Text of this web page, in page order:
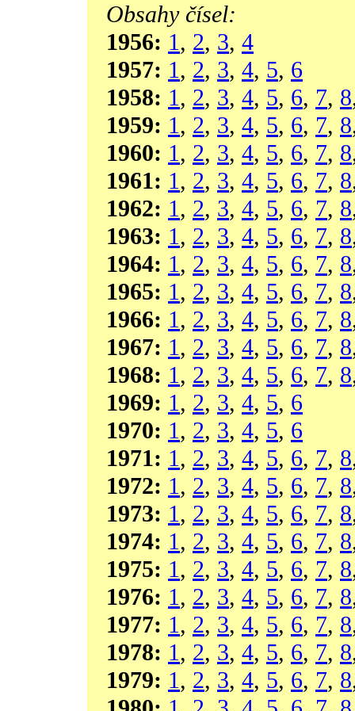
Obsahy čísel:
1956: 1, 2, 3, 4
1957: 1, 2, 3, 4, 5, 6
1958: 1, 2, 3, 4, 5, 6, 7, 8
1959: 1, 2, 3, 4, 5, 6, 7, 8
1960: 1, 2, 3, 4, 5, 6, 7, 8
1961: 1, 2, 3, 4, 5, 6, 7, 8
1962: 1, 2, 3, 4, 5, 6, 7, 8
1963: 1, 2, 3, 4, 5, 6, 7, 8
1964: 1, 2, 3, 4, 5, 6, 7, 8
1965: 1, 2, 3, 4, 5, 6, 7, 8
1966: 1, 2, 3, 4, 5, 6, 7, 8
1967: 1, 2, 3, 4, 5, 6, 7, 8
1968: 1, 2, 3, 4, 5, 6, 7, 8
1969: 1, 2, 3, 4, 5, 6
1970: 1, 2, 3, 4, 5, 6
1971: 1, 2, 3, 4, 5, 6, 7, 8
1972: 1, 2, 3, 4, 5, 6, 7, 8
1973: 1, 2, 3, 4, 5, 6, 7, 8
1974: 1, 2, 3, 4, 5, 6, 7, 8
1975: 1, 2, 3, 4, 5, 6, 7, 8
1976: 1, 2, 3, 4, 5, 6, 7, 8
1977: 1, 2, 3, 4, 5, 6, 7, 8
1978: 1, 2, 3, 4, 5, 6, 7, 8
1979: 1, 2, 3, 4, 5, 6, 7, 8